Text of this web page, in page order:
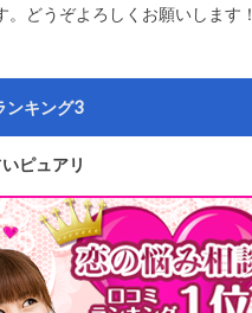
。どうぞよろしくお願いします！
ンキング3
ピュアリ